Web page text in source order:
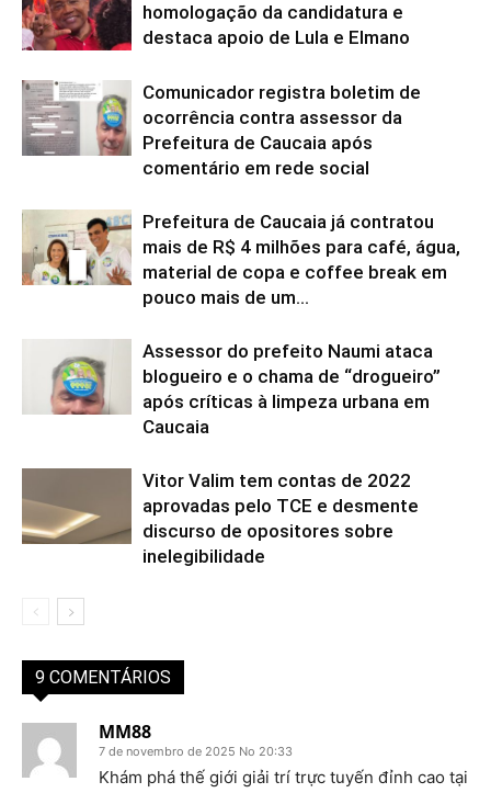
homologação da candidatura e
destaca apoio de Lula e Elmano
Comunicador registra boletim de
ocorrência contra assessor da
Prefeitura de Caucaia após
comentário em rede social
Prefeitura de Caucaia já contratou
mais de R$ 4 milhões para café, água,
material de copa e coffee break em
pouco mais de um...
Assessor do prefeito Naumi ataca
blogueiro e o chama de “drogueiro”
após críticas à limpeza urbana em
Caucaia
Vitor Valim tem contas de 2022
aprovadas pelo TCE e desmente
discurso de opositores sobre
inelegibilidade
9 COMENTÁRIOS
MM88
7 de novembro de 2025 No 20:33
Khám phá thế giới giải trí trực tuyến đỉnh cao tại